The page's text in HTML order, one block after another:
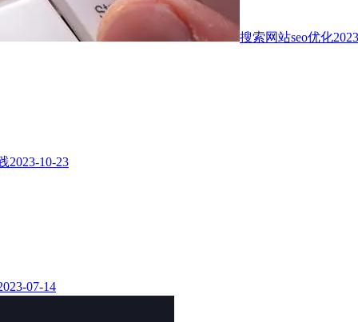
搜索网站seo优化
2023-10-23
07-14